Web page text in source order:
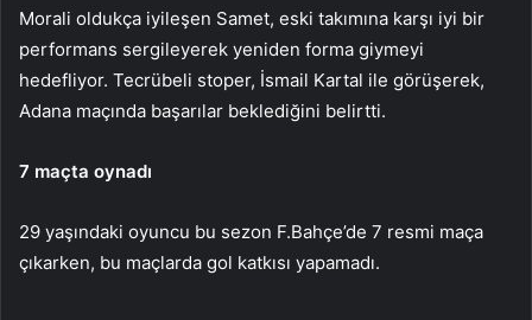
Morali oldukça iyileşen Samet, eski takımına karşı iyi bir
performans sergileyerek yeniden forma giymeyi
hedefliyor. Tecrübeli stoper, İsmail Kartal ile görüşerek,
Adana maçında başarılar beklediğini belirtti.
7 maçta oynadı
29 yaşındaki oyuncu bu sezon F.Bahçe’de 7 resmi maça
çıkarken, bu maçlarda gol katkısı yapamadı.